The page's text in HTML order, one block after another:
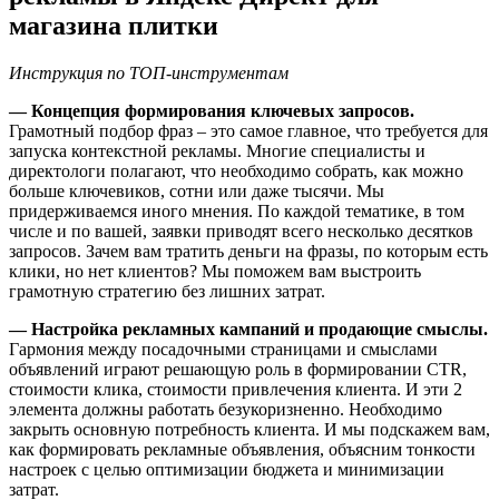
магазина плитки
Инструкция по ТОП-инструментам
— Концепция формирования ключевых запросов.
Грамотный подбор фраз – это самое главное, что требуется для
запуска контекстной рекламы. Многие специалисты и
директологи полагают, что необходимо собрать, как можно
больше ключевиков, сотни или даже тысячи. Мы
придерживаемся иного мнения. По каждой тематике, в том
числе и по вашей, заявки приводят всего несколько десятков
запросов. Зачем вам тратить деньги на фразы, по которым есть
клики, но нет клиентов? Мы поможем вам выстроить
грамотную стратегию без лишних затрат.
— Настройка рекламных кампаний и продающие смыслы.
Гармония между посадочными страницами и смыслами
объявлений играют решающую роль в формировании CTR,
стоимости клика, стоимости привлечения клиента. И эти 2
элемента должны работать безукоризненно. Необходимо
закрыть основную потребность клиента. И мы подскажем вам,
как формировать рекламные объявления, объясним тонкости
настроек с целью оптимизации бюджета и минимизации
затрат.